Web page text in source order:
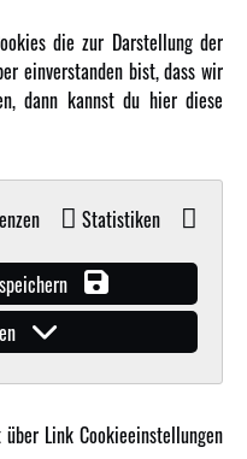
Rechte vorbehalten |Impressum| Der
die zur Darstellung der
einverstanden bist, dass wir
dann kannst du hier diese
Statistiken
Link Cookieeinstellungen